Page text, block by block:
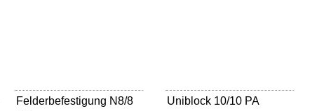
Felderbefestigung N8/8
Uniblock 10/10 PA